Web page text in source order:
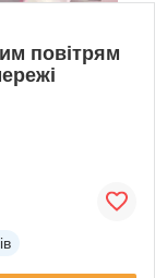
повітрям